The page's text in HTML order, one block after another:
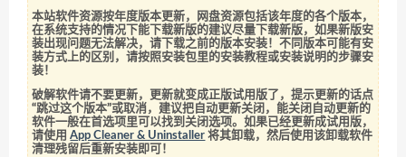
本站软件资源按年度版本更新，网盘资源包括该年度的各个版本，
在系统支持的情况下能下载新版的建议尽量下载新版，如果新版安
装出现问题无法解决，请下载之前的版本安装！不同版本可能有安
装方式上的区别，请按照安装包里的安装教程或安装说明的步骤安
装！
破解软件请不要更新，更新就变成正版试用版了，提示更新的话点
“跳过这个版本”或取消，建议把自动更新关闭，能关闭自动更新的
软件一般在首选项里可以找到关闭选项。如果已经更新成试用版，
请使用App Cleaner & Uninstaller 将其卸载，然后使用该卸载软件
清理残留后重新安装即可！